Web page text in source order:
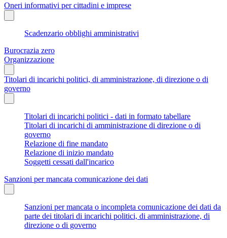
Oneri informativi per cittadini e imprese
Scadenzario obblighi amministrativi
Burocrazia zero
Organizzazione
Titolari di incarichi politici, di amministrazione, di direzione o di
governo
Titolari di incarichi politici - dati in formato tabellare
Titolari di incarichi di amministrazione di direzione o di
governo
Relazione di fine mandato
Relazione di inizio mandato
Soggetti cessati dall'incarico
Sanzioni per mancata comunicazione dei dati
Sanzioni per mancata o incompleta comunicazione dei dati da
parte dei titolari di incarichi politici, di amministrazione, di
direzione o di governo